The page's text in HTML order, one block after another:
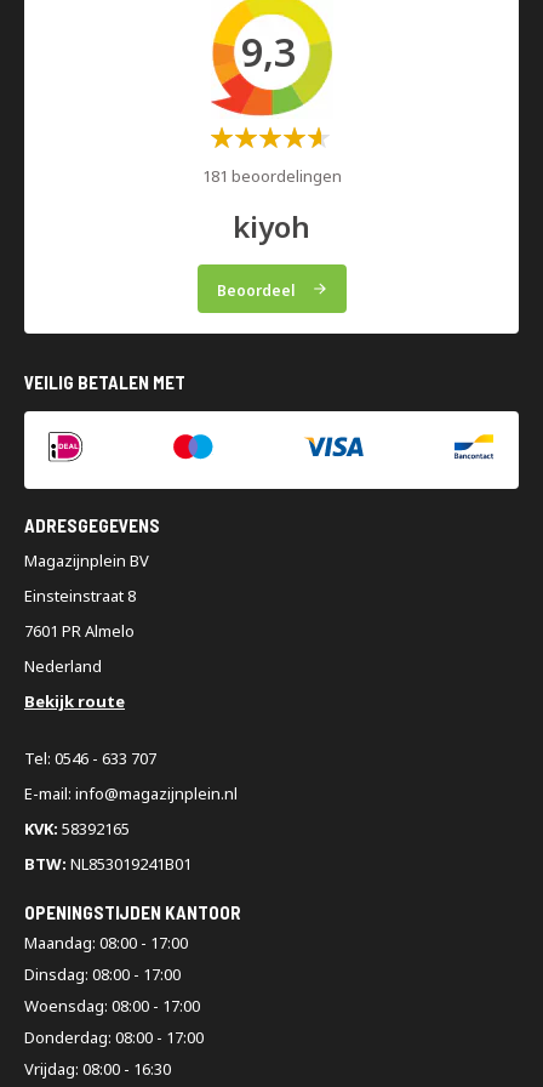
9,3
Waardering:
181 beoordelingen
kiyoh
Beoordeel
VEILIG BETALEN MET
ADRESGEGEVENS
Magazijnplein BV
Einsteinstraat 8
7601 PR Almelo
Nederland
Bekijk route
Tel: 0546 - 633 707
E-mail: info@magazijnplein.nl
KVK: 58392165
BTW: NL853019241B01
OPENINGSTIJDEN KANTOOR
Maandag: 08:00 - 17:00
Dinsdag: 08:00 - 17:00
Woensdag: 08:00 - 17:00
Donderdag: 08:00 - 17:00
Vrijdag: 08:00 - 16:30